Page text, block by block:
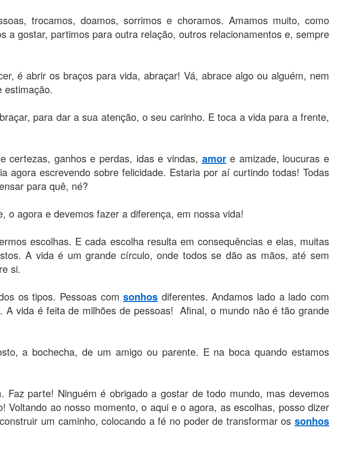
trocamos, doamos, sorrimos e choramos. Amamos muito, como
gostar, partimos para outra relação, outros relacionamentos e, sempre
é abrir os braços para vida, abraçar! Vá, abrace algo ou alguém, nem
estimação.
para dar a sua atenção, o seu carinho. E toca a vida para a frente,
certezas, ganhos e perdas, idas e vindas, amore amizade, loucuras e
agora escrevendo sobre felicidade. Estaria por aí curtindo todas! Todas
para quê, né?
o agora e devemos fazer a diferença, em nossa vida!
escolhas. E cada escolha resulta em consequências e elas, muitas
A vida é um grande círculo, onde todos se dão as mãos, até sem
si.
os tipos. Pessoas comsonhos diferentes. Andamos lado a lado com
vida é feita de milhões de pessoas! Afinal, o mundo não é tão grande
a bochecha, de um amigo ou parente. E na boca quando estamos
parte! Ninguém é obrigado a gostar de todo mundo, mas devemos
ao nosso momento, o aqui e o agora, as escolhas, posso dizer
um caminho, colocando a fé no poder de transformar os sonhos